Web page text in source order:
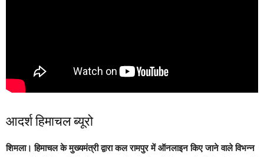
आदर्श हिमाचल ब्यूरो
शिमला। हिमाचल के मुख्यमंत्री द्वारा कल रामपुर में ऑनलाइन किए जाने वाले विभन्न